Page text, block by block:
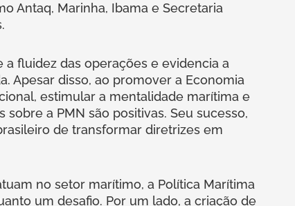
Antaq, Marinha, Ibama e Secretaria
fluidez das operações e evidencia a
Apesar disso, ao promover a Economia
estimular a mentalidade marítima e
a PMN são positivas. Seu sucesso,
de transformar diretrizes em
no setor marítimo, a Política Marítima
um desafio. Por um lado, a criação de